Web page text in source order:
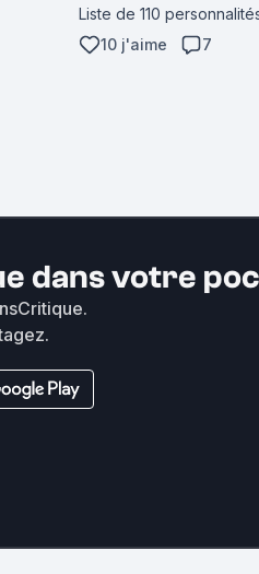
Liste de 110
10 j'aime
7
dans votre